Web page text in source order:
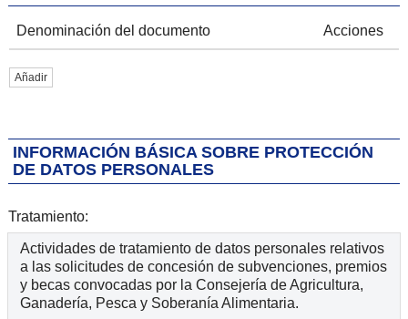
Denominación del documento Acciones
Añadir
INFORMACIÓN BÁSICA SOBRE PROTECCIÓN
DE DATOS PERSONALES
Tratamiento:
Actividades de tratamiento de datos personales relativos
a las solicitudes de concesión de subvenciones, premios
y becas convocadas por la Consejería de Agricultura,
Ganadería, Pesca y Soberanía Alimentaria.